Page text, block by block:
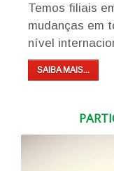
Temos filiais
mudanças em
nível
SAIBA MAIS...